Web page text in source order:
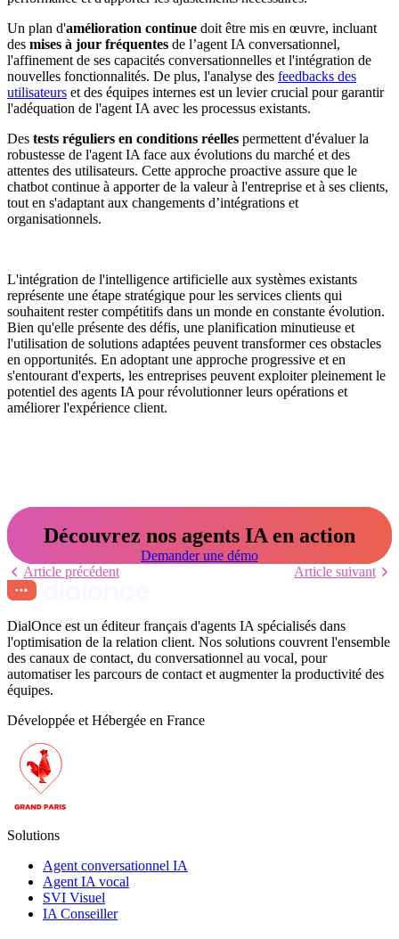
Un plan d'amélioration continue doit être mis en œuvre, incluant
des mises à jour fréquentes de l’agent IA conversationnel,
l'affinement de ses capacités conversationnelles et l'intégration de
nouvelles fonctionnalités. De plus, l'analyse des feedbacks des
utilisateurs et des équipes internes est un levier crucial pour garantir
l'adéquation de l'agent IA avec les processus existants.
Des tests réguliers en conditions réelles permettent d'évaluer la
robustesse de l'agent IA face aux évolutions du marché et des
attentes des utilisateurs. Cette approche proactive assure que le
chatbot continue à apporter de la valeur à l'entreprise et à ses clients,
tout en s'adaptant aux changements d’intégrations et
organisationnels.
L'intégration de l'intelligence artificielle aux systèmes existants
représente une étape stratégique pour les services clients qui
souhaitent rester compétitifs dans un monde en constante évolution.
Bien qu'elle présente des défis, une planification minutieuse et
l'utilisation de solutions adaptées peuvent transformer ces obstacles
en opportunités. En adoptant une approche progressive et en
s'entourant d'experts, les entreprises peuvent exploiter pleinement le
potentiel des agents IA pour révolutionner leurs opérations et
améliorer l'expérience client.
Découvrez nos agents IA en action
Demander une démo
Article précédent
Article suivant
DialOnce est un éditeur français d'agents IA spécialisés dans
l'optimisation de la relation client. Nos solutions couvrent l'ensemble
des canaux de contact, du conversationnel au vocal, pour
automatiser les parcours de contact et augmenter la productivité des
équipes.
Développée et Hébergée en France
Solutions
Agent conversationnel IA
Agent IA vocal
SVI Visuel
IA Conseiller